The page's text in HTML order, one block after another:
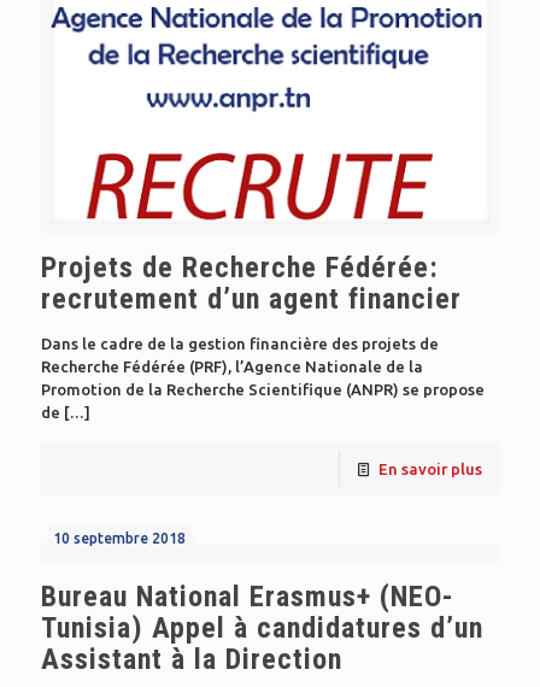
Projets de Recherche Fédérée:
recrutement d’un agent financier
Dans le cadre de la gestion financière des projets de
Recherche Fédérée (PRF), l’Agence Nationale de la
Promotion de la Recherche Scientifique (ANPR) se propose
de […]
En savoir plus
10 septembre 2018
Bureau National Erasmus+ (NEO-
Tunisia) Appel à candidatures d’un
Assistant à la Direction